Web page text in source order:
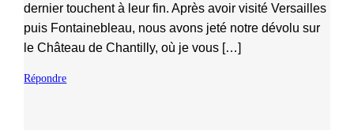
dernier touchent à leur fin. Après avoir visité Versailles
puis Fontainebleau, nous avons jeté notre dévolu sur
le Château de Chantilly, où je vous […]
Répondre